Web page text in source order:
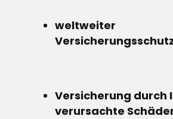
weltweiter
Versicherung durch
verursachte